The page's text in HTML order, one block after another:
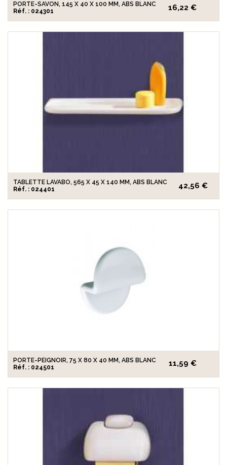
PORTE-SAVON, 145 X 40 X 100 MM, ABS BLANC
Réf. : 024301
16,22 €
TABLETTE LAVABO, 565 X 45 X 140 MM, ABS BLANC
Réf. : 024401
42,56 €
PORTE-PEIGNOIR, 75 X 80 X 40 MM, ABS BLANC
Réf. : 024501
11,59 €